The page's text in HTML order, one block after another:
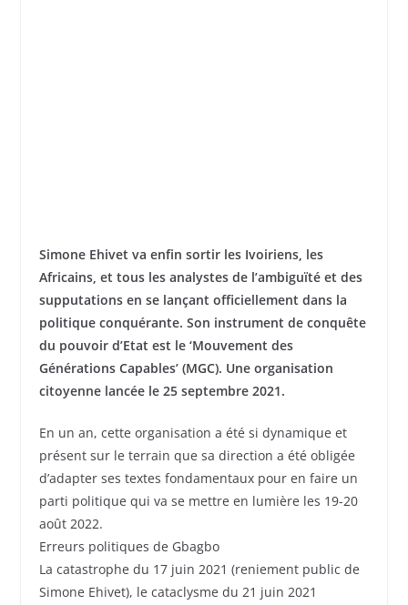
Simone Ehivet va enfin sortir les Ivoiriens, les
Africains, et tous les analystes de l’ambiguïté et des
supputations en se lançant officiellement dans la
politique conquérante. Son instrument de conquête
du pouvoir d’Etat est le ‘Mouvement des
Générations Capables’ (MGC). Une organisation
citoyenne lancée le 25 septembre 2021.
En un an, cette organisation a été si dynamique et
présent sur le terrain que sa direction a été obligée
d’adapter ses textes fondamentaux pour en faire un
parti politique qui va se mettre en lumière les 19-20
août 2022.
Erreurs politiques de Gbagbo
La catastrophe du 17 juin 2021 (reniement public de
Simone Ehivet), le cataclysme du 21 juin 2021